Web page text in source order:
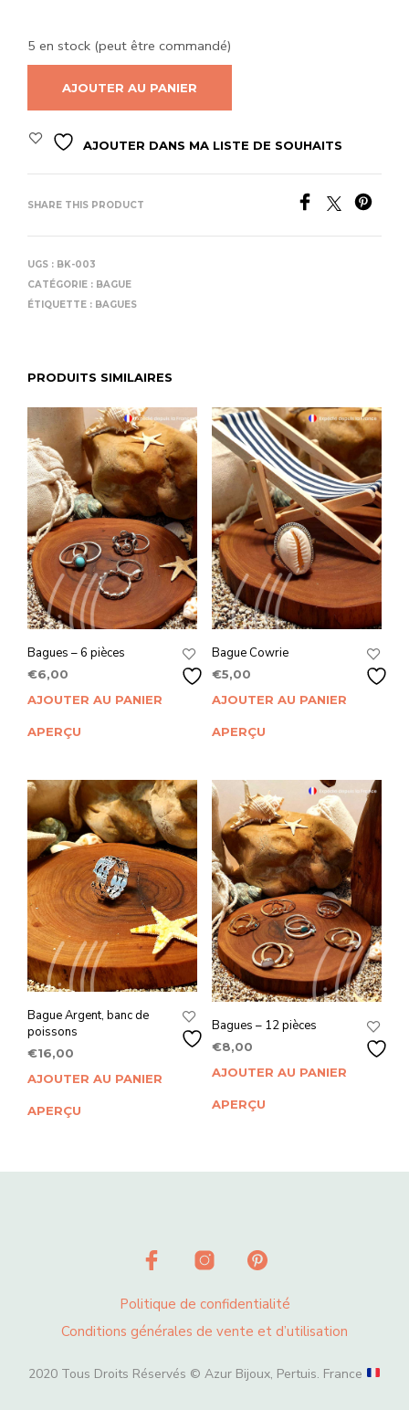
5 en stock (peut être commandé)
AJOUTER AU PANIER
AJOUTER DANS MA LISTE DE SOUHAITS
SHARE THIS PRODUCT
UGS : BK-003
CATÉGORIE : BAGUE
ÉTIQUETTE : BAGUES
PRODUITS SIMILAIRES
Bagues – 6 pièces
€6,00
AJOUTER AU PANIER
APERÇU
Bague Cowrie
€5,00
AJOUTER AU PANIER
APERÇU
Bague Argent, banc de
poissons
€16,00
AJOUTER AU PANIER
APERÇU
Bagues – 12 pièces
€8,00
AJOUTER AU PANIER
APERÇU
Politique de confidentialité
Conditions générales de vente et d’utilisation
2020 Tous Droits Réservés © Azur Bijoux, Pertuis. France